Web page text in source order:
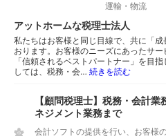
運輸・物流
アットホームな税理士法人
私たちはお客様と同じ目線で、共に「
おります。お客様のニーズにあったサ
「信頼されるベストパートナー」を目
しては、税務・会… 続きを読む
【顧問税理士】税務・会計
ネジメント業務まで
会計ソフトの提供を行い、お客様